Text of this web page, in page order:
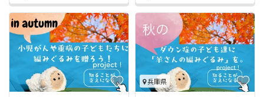
兵庫県